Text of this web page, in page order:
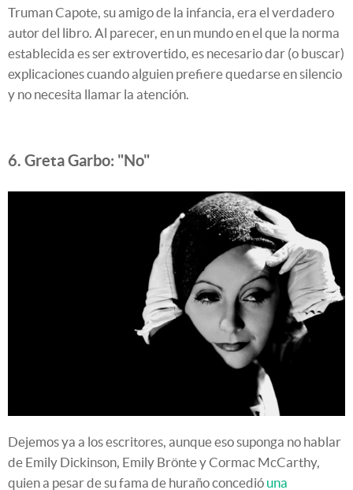
Truman Capote, su amigo de la infancia, era el verdadero
autor del libro. Al parecer, en un mundo en el que la norma
establecida es ser extrovertido, es necesario dar (o buscar)
explicaciones cuando alguien prefiere quedarse en silencio
y no necesita llamar la atención.
6. Greta Garbo: "No"
Dejemos ya a los escritores, aunque eso suponga no hablar
de Emily Dickinson, Emily Brönte y Cormac McCarthy,
quien a pesar de su fama de huraño concedió una